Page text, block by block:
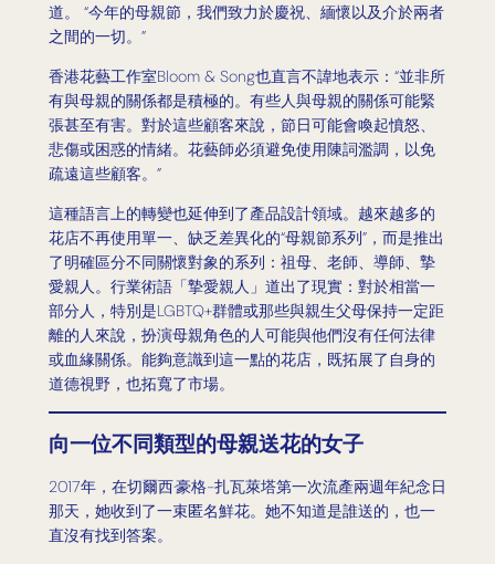
道。 “今年的母親節，我們致力於慶祝、緬懷以及介於兩者
之間的一切。”
香港花藝工作室Bloom & Song也直言不諱地表示：“並非所
有與母親的關係都是積極的。有些人與母親的關係可能​​緊
張甚至有害。對於這些顧客來說，節日可能會喚起憤怒、
悲傷或困惑的情緒。花藝師必須避免使用陳詞濫調，以免
疏遠這些顧客。”
這種語言上的轉變也延伸到了產品設計領域。越來越多的
花店不再使用單一、缺乏差異化的“母親節系列”，而是推出
了明確區分不同關懷對象的系列：祖母、老師、導師、摯
愛親人。行業術語「摯愛親人」道出了現實：對於相當一
部分人，特別是LGBTQ+群體或那些與親生父母保持一定距
離的人來說，扮演母親角色的人可能與他們沒有任何法律
或血緣關係。能夠意識到這一點的花店，既拓展了自身的
道德視野，也拓寬了市場。
向一位不同類型的母親送花的女子
2017年，在切爾西·豪格-扎瓦萊塔第一次流產兩週年紀念日
那天，她收到了一束匿名鮮花。她不知道是誰送的，也一
直沒有找到答案。